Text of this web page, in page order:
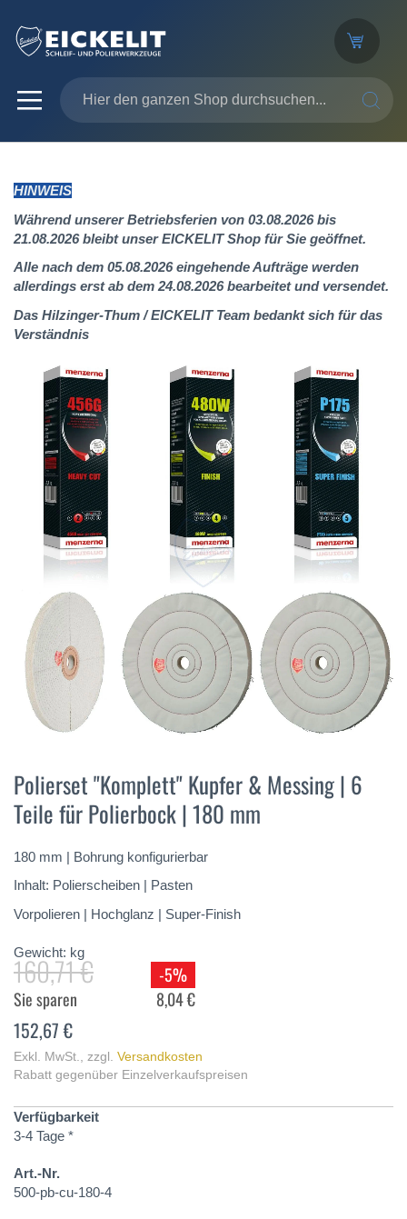
SUCHE
HINWEIS
Während unserer Betriebsferien von 03.08.2026 bis
21.08.2026 bleibt unser EICKELIT Shop für Sie geöffnet.
Alle nach dem 05.08.2026 eingehende Aufträge werden
allerdings erst ab dem 24.08.2026 bearbeitet und versendet.
Das Hilzinger-Thum / EICKELIT Team bedankt sich für das
Verständnis
Bildergalerie
springen
der
Bildergalerie
springen
Polierset "Komplett" Kupfer & Messing | 6
Teile für Polierbock | 180 mm
180 mm | Bohrung konfigurierbar
Inhalt: Polierscheiben | Pasten
Vorpolieren | Hochglanz | Super-Finish
Gewicht: kg
160,71 €
-5%
Sie sparen
8,04 €
152,67 €
Exkl. MwSt. zzgl. Versandkosten
Rabatt gegenüber Einzelverkaufspreisen
Verfügbarkeit
3-4 Tage *
Art.-Nr.
500-pb-cu-180-4